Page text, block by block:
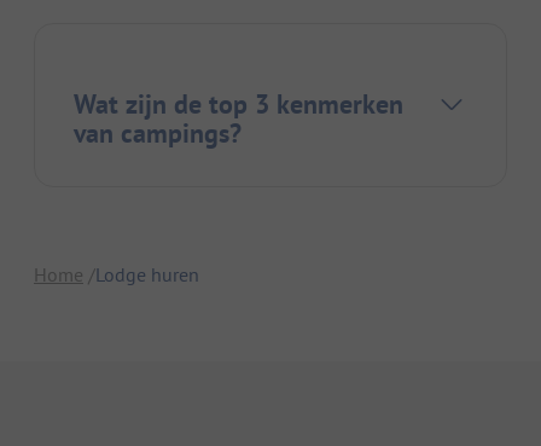
Wat zijn de top 3 kenmerken
van campings?
Home Lodge huren